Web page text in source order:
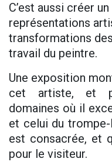
C’est aussi créer
représentations
transformations
travail du peintre.
Une exposition
cet artiste, et
domaines où il
et celui du
est consacrée, et
pour le visiteur.